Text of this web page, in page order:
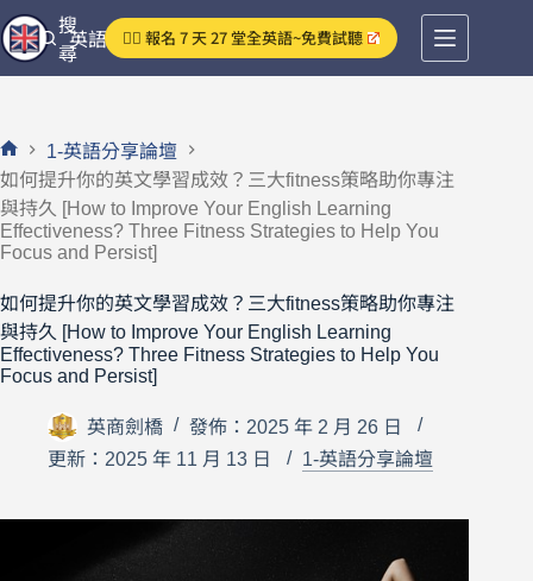
跳
至
主
容
英語分享論壇
搜
尋
👉🏻 報名 7 天 27 堂全英語~免費試聽
首
頁
1-英語分享論壇
如何提升你的英文學習成效？三大fitness策略助你專注
與持久 [How to Improve Your English Learning
Effectiveness? Three Fitness Strategies to Help You
Focus and Persist]
如何提升你的英文學習成效？三大fitness策略助你專注
與持久 [How to Improve Your English Learning
Effectiveness? Three Fitness Strategies to Help You
Focus and Persist]
英商劍橋
發佈：2025 年 2 月 26 日
更新：2025 年 11 月 13 日
1-英語分享論壇